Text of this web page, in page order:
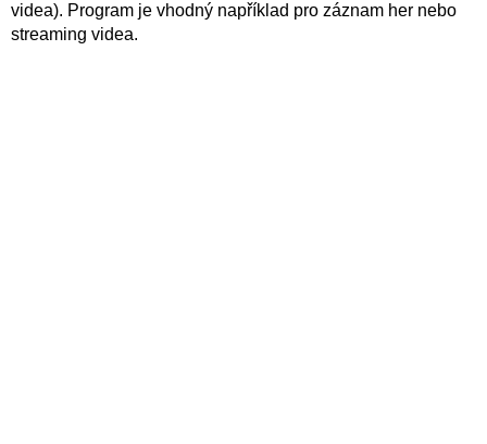
videa). Program je vhodný například pro záznam her nebo
streaming videa.